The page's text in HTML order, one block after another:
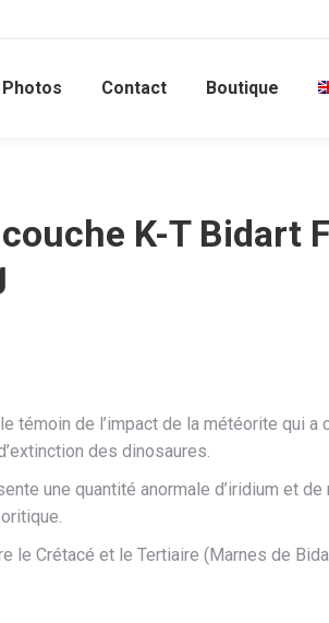
Photos Contact Boutique
K-T Bidart
témoin de l’impact de la météorite qui a
des dinosaures.
une quantité anormale d’iridium et
le Crétacé et le Tertiaire (Marnes de